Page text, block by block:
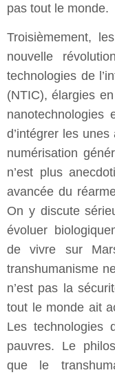
pas tout le monde.
Troisièmement,
nouvelle
technologies de
(NTIC), élargies
nanotechnologies
d’intégrer les
numérisation
n’est plus
avancée du
On y discute
évoluer
de vivre sur
transhumanisme
n’est pas la
tout le monde ait
Les technologies
pauvres. Le
que le